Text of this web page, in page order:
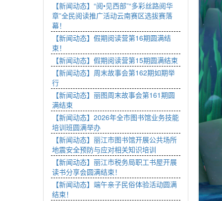
【新闻动态】“阅•见西部”“多彩丝路阅华
章”全民阅读推广活动云南赛区选拔赛落
幕！
【新闻动态】假期阅读营第16期圆满结
束！
【新闻动态】假期阅读营第15期圆满结束
【新闻动态】周末故事会第162期如期举
行
【新闻动态】丽图周末故事会第161期圆
满结束
【新闻动态】2026年全市图书馆业务技能
培训班圆满举办
【新闻动态】丽江市图书馆开展公共场所
地震安全预防与应对相关知识培训
【新闻动态】丽江市税务局职工书屋开展
读书分享会圆满结束！
【新闻动态】端午亲子民俗体验活动圆满
结束！